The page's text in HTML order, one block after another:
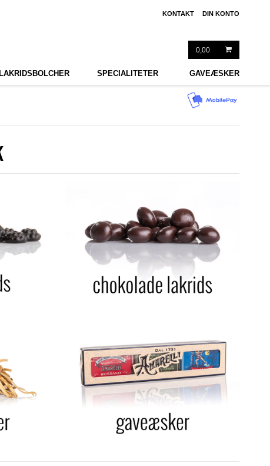
KONTAKT DIN KONTO
0,00
SPECIALITETER GAVEÆSKER